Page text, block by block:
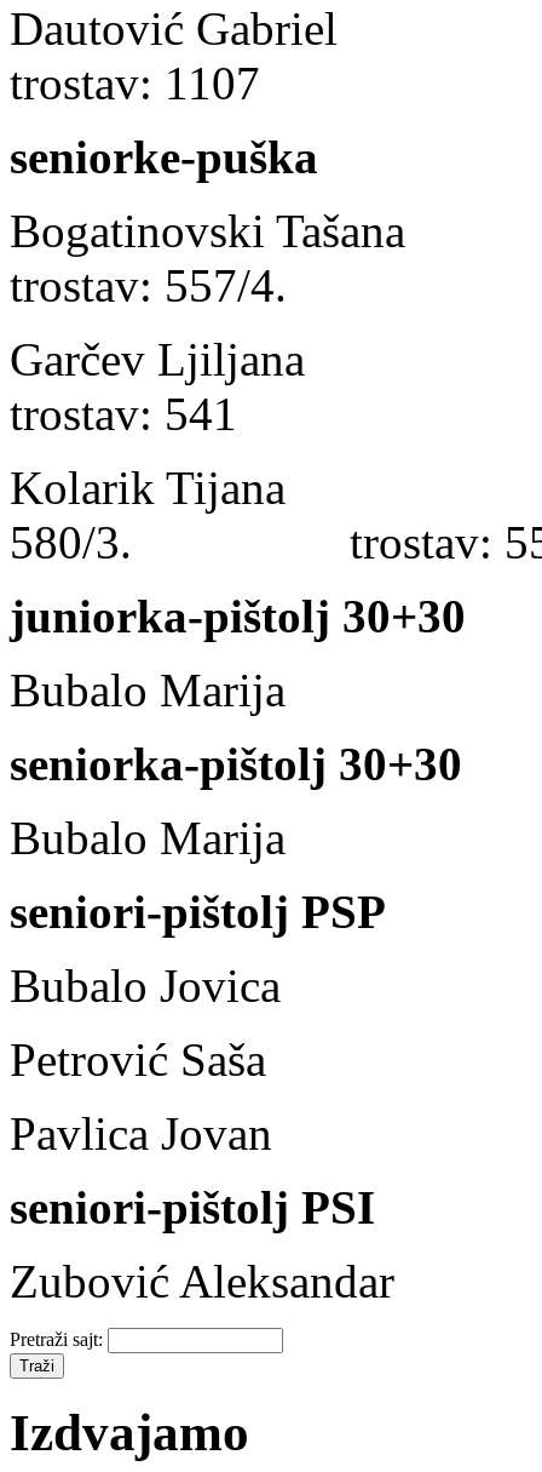
Dautović
trostav: 1107
seniorke-puška
Bogatinovski
trostav: 557/4.
Garčev
trostav: 541
Kolarik Tijana
580/3. trostav:
juniorka-pištolj 30+30
Bubalo Marija
seniorka-pištolj 30+30
Bubalo Marija
seniori-pištolj PSP
Bubalo Jovica
Petrović Saša
Pavlica Jovan
seniori-pištolj PSI
Zubović Aleksandar
Pretraži sajt:
Izdvajamo